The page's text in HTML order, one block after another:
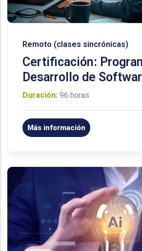
Remoto (clases sincrónicas)
Certificación:
Desarrollo de
Duración: 96 horas
Más información